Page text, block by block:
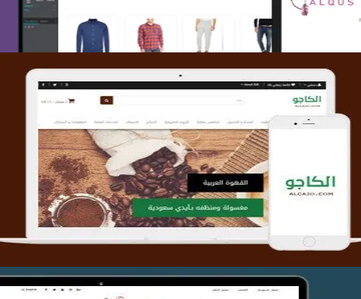
تصميم متجر الكاجو
التفاصيل